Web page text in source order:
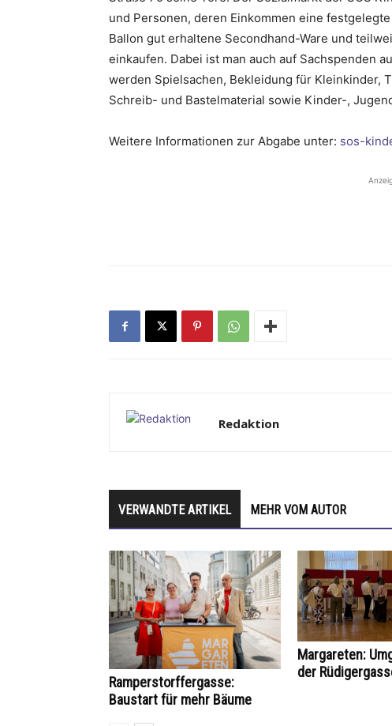
und Personen, deren Einkommen eine
Ballon gut erhaltene Secondhand-Ware und
einkaufen. Dabei ist man auch auf Sachspenden
werden Spielsachen, Beklei­dung für Kleinkinder,
Schreib- und Bastelmaterial sowie Kinder-,
Weitere Informationen zur Abgabe unter: sos-
Redaktion
VERWANDTE ARTIKEL MEHR VOM AUTOR
Ramperstorffergasse:
Baustart für mehr Bäume
Margareten:
der